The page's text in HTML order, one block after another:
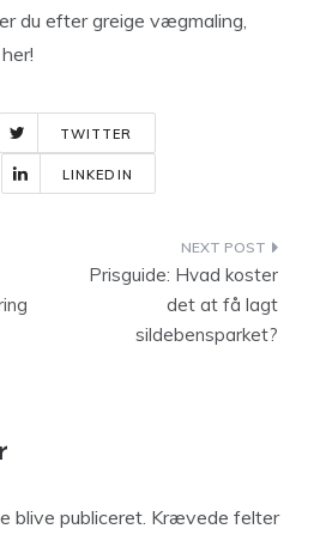
du efter greige vægmaling,
TWITTER
LINKEDIN
Prisguide: Hvad koster
det at få lagt
sildebensparket?
blive publiceret. Krævede felter